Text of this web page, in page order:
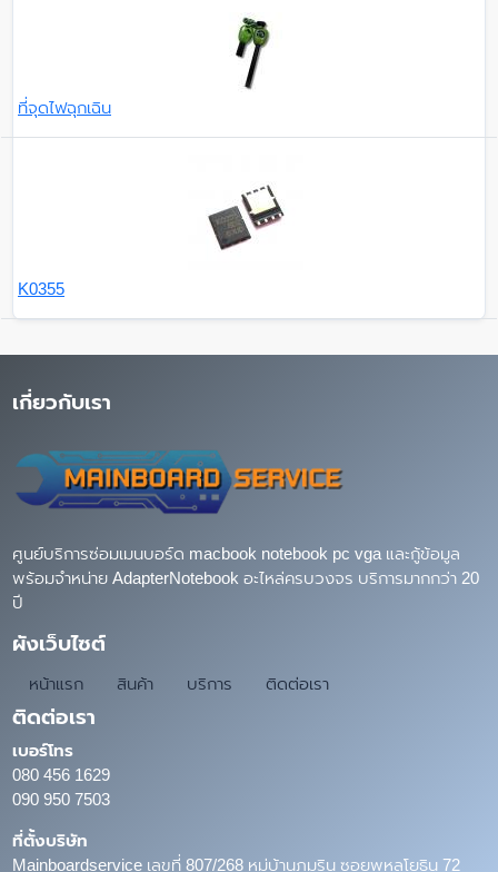
ที่จุดไฟฉุกเฉิน
K0355
เกี่ยวกับเรา
ศูนย์บริการซ่อมเมนบอร์ด macbook notebook pc vga และกู้ข้อมูล
พร้อมจำหน่าย AdapterNotebook อะไหล่ครบวงจร บริการมากกว่า 20
ปี
ผังเว็บไซต์
หน้าแรก สินค้า บริการ ติดต่อเรา
ติดต่อเรา
เบอร์โทร
080 456 1629
090 950 7503
ที่ตั้งบริษัท
Mainboardservice เลขที่ 807/268 หมู่บ้านภุมริน ซอยพหลโยธิน 72